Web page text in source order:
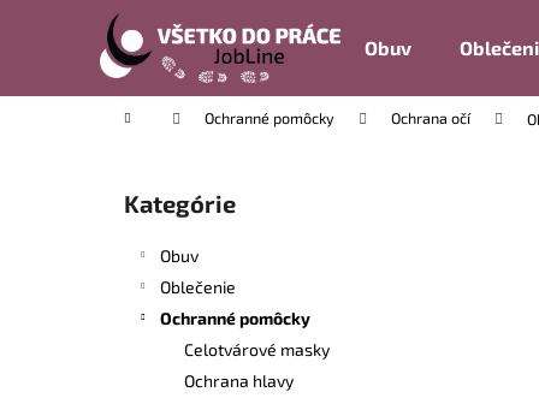
Obuv
Domov Ochranné pomôcky Ochrana očí
Preskočiť
kategórie
Kategórie
Obuv
Oblečenie
Ochranné pomôcky
Celotvárové masky
Ochrana hlavy
í
Späť
do
Späť
do